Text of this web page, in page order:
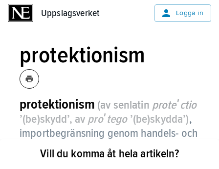
Uppslagsverket Logga in
protektionism
protektionism (av senlatin proteʹctio
’(be)skydd’, av proʹtego’(be)skydda’),
importbegränsning genom handels- och
industripolitiska åtgärder, till exempel
tullar och importkvoter, avsedda att ge
Vill du komma åt hela artikeln?